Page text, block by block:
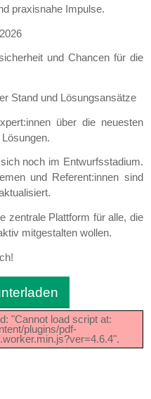
praxisnahe Impulse.
und Chancen für die
Stand und Lösungsansätze
über die neuesten
noch im Entwurfsstadium.
und Referent:innen sind
zentrale Plattform für alle, die
mitgestalten wollen.
"Cannot load script at:
plugins/pdf-